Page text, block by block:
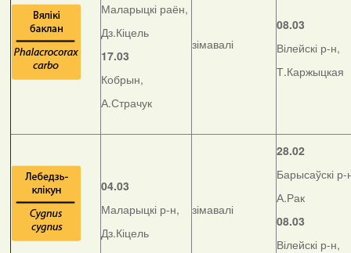
Маларыцкі раён,
Дз.Кіцель
17.03
Кобрын,
А.Страчук
зімавалі
08.03
Вілейскі р-н,
Т.Каржыцкая
04.03
Маларыцкі р-н,
Дз.Кіцель
зімавалі
28.02
Барысаўскі р-
А.Рак
08.03
Вілейскі р-н,